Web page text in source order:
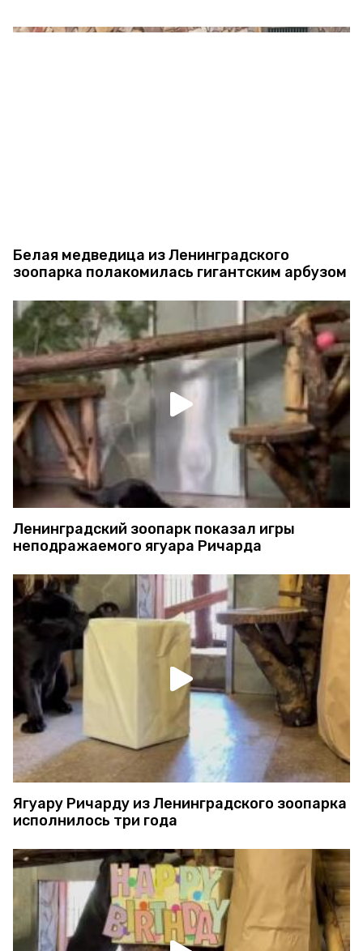
Белая медведица из Ленинградского
зоопарка полакомилась гигантским арбузом
Ленинградский зоопарк показал игры
неподражаемого ягуара Ричарда
Ягуару Ричарду из Ленинградского зоопарка
исполнилось три года